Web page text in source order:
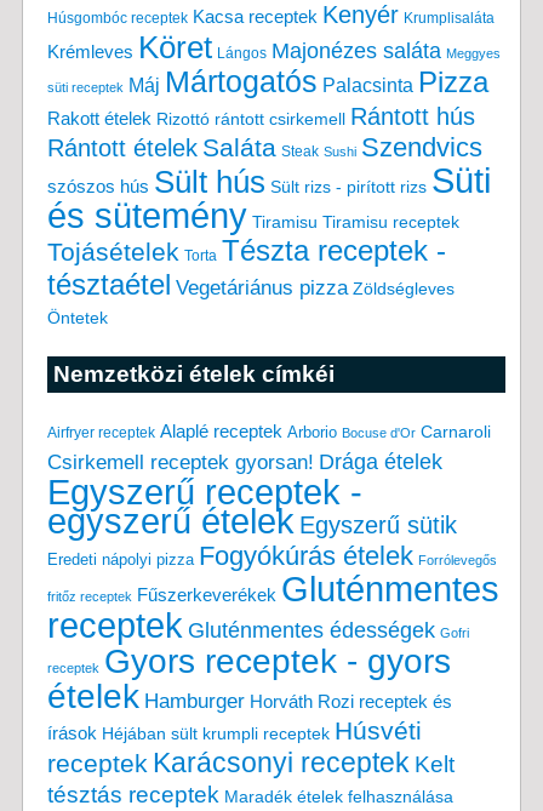
Húsgombóc receptek Kacsa receptek Kenyér Krumplisaláta
Krémleves Köret Lángos Majonézes saláta Meggyes
süti receptek Máj Mártogatós Palacsinta Pizza
Rakott ételek Rizottó rántott csirkemell Rántott hús
Rántott ételek Saláta Steak Sushi Szendvics
szószos hús Sült hús Sült rizs - pirított rizs Süti
és sütemény Tiramisu Tiramisu receptek
Tojásételek Torta Tészta receptek -
tésztaétel Vegetáriánus pizza Zöldségleves
Öntetek
Nemzetközi ételek címkéi
Airfryer receptek Alaplé receptek Arborio Bocuse d'Or Carnaroli
Csirkemell receptek gyorsan! Drága ételek
Egyszerű receptek -
egyszerű ételek Egyszerű sütik
Eredeti nápolyi pizza Fogyókúrás ételek Forrólevegős
fritőz receptek Fűszerkeverékek Gluténmentes
receptek Gluténmentes édességek Gofri
receptek Gyors receptek - gyors
ételek Hamburger Horváth Rozi receptek és
írások Héjában sült krumpli receptek Húsvéti
receptek Karácsonyi receptek Kelt
tésztás receptek Maradék ételek felhasználása